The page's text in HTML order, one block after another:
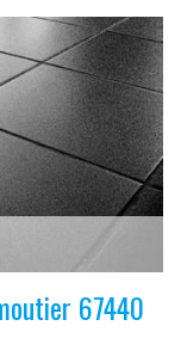
67440